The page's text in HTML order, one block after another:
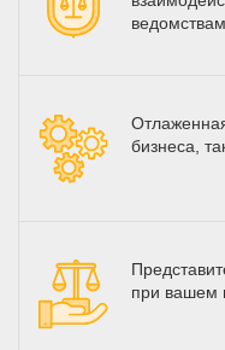
бизнеса,
при вашем